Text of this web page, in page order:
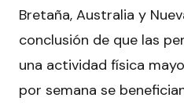
Bretaña, Australia y
conclusión de que las
una actividad física
por semana se